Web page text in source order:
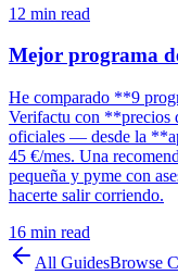
12 min read
Mejor programa
He comparado **9
Verifactu con **precios
oficiales — desde la
45 €/mes. Una
pequeña y pyme con
hacerte salir corriendo.
16 min read
All GuidesBrowse